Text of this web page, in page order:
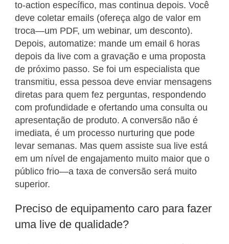
to-action específico, mas continua depois. Você
deve coletar emails (ofereça algo de valor em
troca—um PDF, um webinar, um desconto).
Depois, automatize: mande um email 6 horas
depois da live com a gravação e uma proposta
de próximo passo. Se foi um especialista que
transmitiu, essa pessoa deve enviar mensagens
diretas para quem fez perguntas, respondendo
com profundidade e ofertando uma consulta ou
apresentação de produto. A conversão não é
imediata, é um processo nurturing que pode
levar semanas. Mas quem assiste sua live está
em um nível de engajamento muito maior que o
público frio—a taxa de conversão será muito
superior.
Preciso de equipamento caro para fazer
uma live de qualidade?